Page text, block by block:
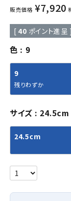
販売価格 ¥7,920
[ 40 ポイント進呈 ]
色 9
9
残りわずか
サイズ 24.5cm
24.5cm